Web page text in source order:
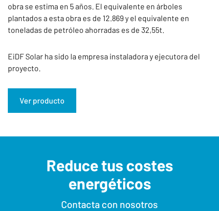
obra se estima en 5 años. El equivalente en árboles
plantados a esta obra es de 12.869 y el equivalente en
toneladas de petróleo ahorradas es de 32,55t.
EiDF Solar ha sido la empresa instaladora y ejecutora del
proyecto.
Ver producto
Reduce tus costes
energéticos
Contacta con nosotros